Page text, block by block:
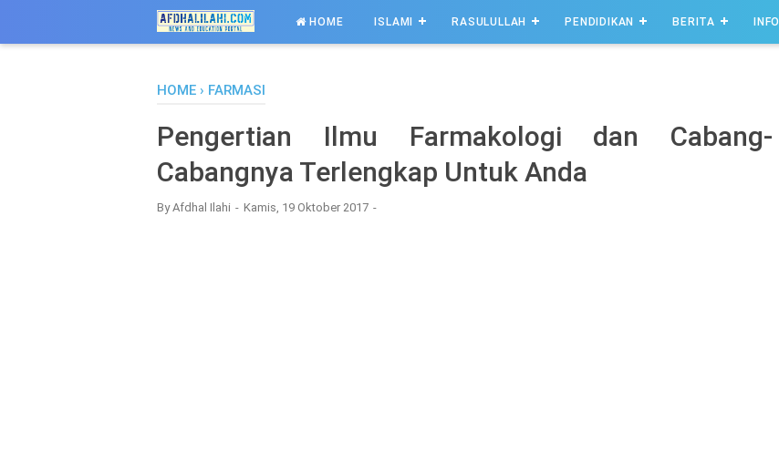
HOME ISLAMI RASULULLAH PENDIDIKAN BERITA INFO
HOME › FARMASI
Pengertian Ilmu Farmakologi dan Cabang-
Cabangnya Terlengkap Untuk Anda
ByAfdhal Ilahi Kamis, 19 Oktober 2017